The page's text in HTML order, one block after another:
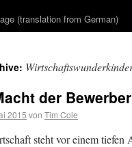
(translation from German)
der Bewerber
2015 von Tim Cole
steht vor einem